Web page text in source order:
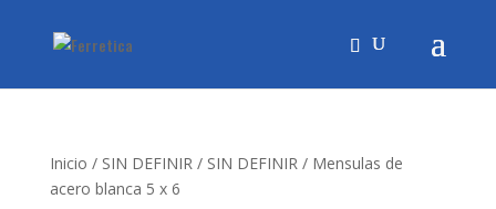
Inicio / SIN DEFINIR/ SIN DEFINIR/ Mensulas de
acero blanca 5 x 6